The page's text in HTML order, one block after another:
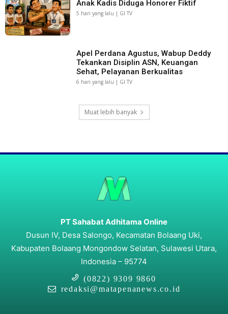
Anak Kadis Diduga Honorer Fiktif
5 hari yang lalu | GI TV
Apel Perdana Agustus, Wabup Deddy
Tekankan Disiplin ASN, Keuangan
Sehat, Pelayanan Berkualitas
6 hari yang lalu | GI TV
Muat lebih banyak
PT Sahabat Adhitama Online
Dusun IV, Desa Salongo, Kecamatan Bolaang Uki,
Kabupaten Bolaang Mongondow Selatan, Sulawesi Utara,
Indonesia – 95774
(0822) 9309 9860
redaksi@matapenanews.co.id